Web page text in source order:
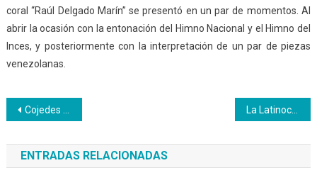
coral “Raúl Delgado Marín” se presentó en un par de momentos. Al
abrir la ocasión con la entonación del Himno Nacional y el Himno del
Inces, y posteriormente con la interpretación de un par de piezas
venezolanas.
Navegación
de
entradas
Cojedes demostró experiencias en áreas formativas y productivas La Latinocaribeña de Venezuela colocó el broche de oro
ENTRADAS RELACIONADAS